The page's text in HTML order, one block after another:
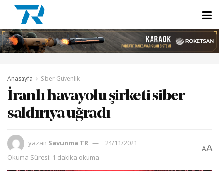
Anasayfa Siber Güvenlik
İranlı havayolu şirketi siber
saldırıya uğradı
yazan Savunma TR
24/11/2021
Okuma Süresi: 1 dakika okuma
AA